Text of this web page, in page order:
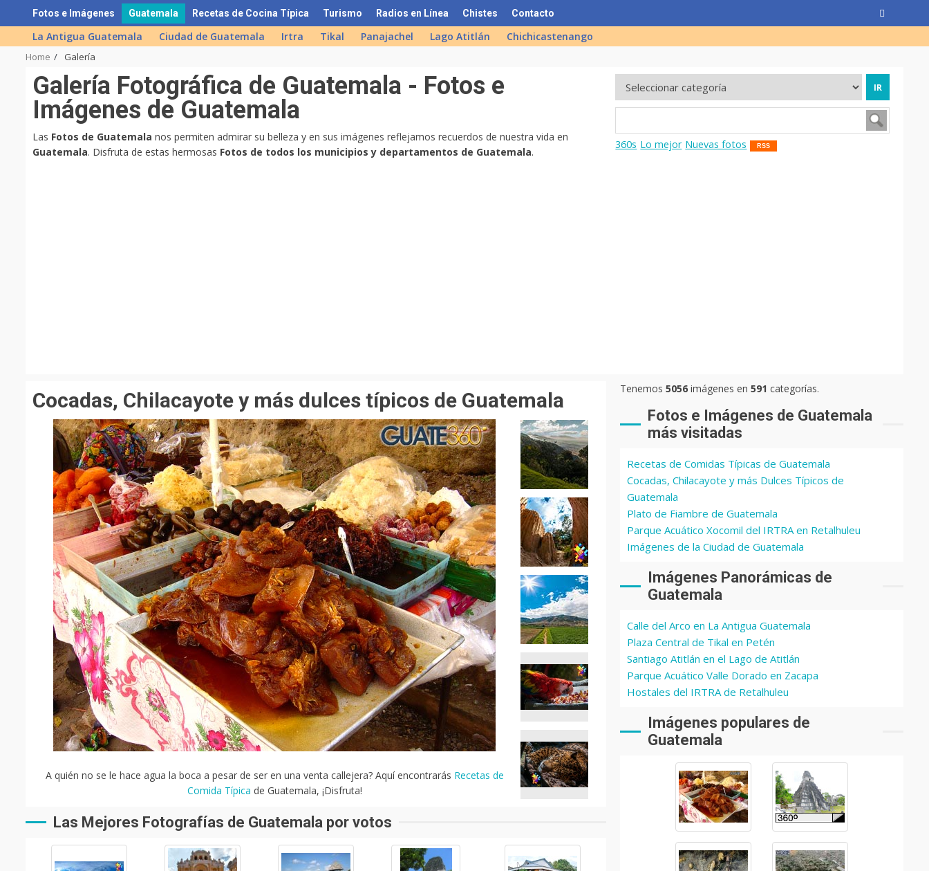
to
content
Fotos e Imágenes Guatemala Recetas de Cocina Típica Turismo Radios en Línea Chistes Contacto
La Antigua Guatemala Ciudad de Guatemala Irtra Tikal Panajachel Lago Atitlán Chichicastenango
Home Galería
Galerí­a Fotográfica de Guatemala - Fotos e
Imágenes de Guatemala
Las Fotos de Guatemala nos permiten admirar su belleza y en sus imágenes reflejamos recuerdos de nuestra vida en
Guatemala. Disfruta de estas hermosas Fotos de todos los municipios y departamentos de Guatemala.
360s Lo mejor Nuevas fotos RSS
Cocadas, Chilacayote y más dulces típicos de Guatemala
A quién no se le hace agua la boca a pesar de ser en una venta callejera? Aquí encontrarás Recetas de
Comida Típica de Guatemala, ¡Disfruta!
Las Mejores Fotografías de Guatemala por votos
Tenemos5056 imágenes en591 categorías.
Fotos e Imágenes de Guatemala
más visitadas
Recetas de Comidas Típicas de Guatemala
Cocadas, Chilacayote y más Dulces Típicos de
Guatemala
Plato de Fiambre de Guatemala
Parque Acuático Xocomil del IRTRA en Retalhuleu
Imágenes de la Ciudad de Guatemala
Imágenes Panorámicas de
Guatemala
Calle del Arco en La Antigua Guatemala
Plaza Central de Tikal en Petén
Santiago Atitlán en el Lago de Atitlán
Parque Acuático Valle Dorado en Zacapa
Hostales del IRTRA de Retalhuleu
Imágenes populares de
Guatemala